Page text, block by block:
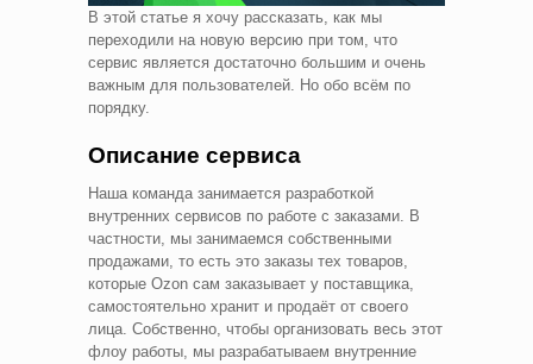
В этой статье я хочу рассказать, как мы
переходили на новую версию при том, что
сервис является достаточно большим и очень
важным для пользователей. Но обо всём по
порядку.
Описание сервиса
Наша команда занимается разработкой
внутренних сервисов по работе с заказами. В
частности, мы занимаемся собственными
продажами, то есть это заказы тех товаров,
которые Ozon сам заказывает у поставщика,
самостоятельно хранит и продаёт от своего
лица. Собственно, чтобы организовать весь этот
флоу работы, мы разрабатываем внутренние